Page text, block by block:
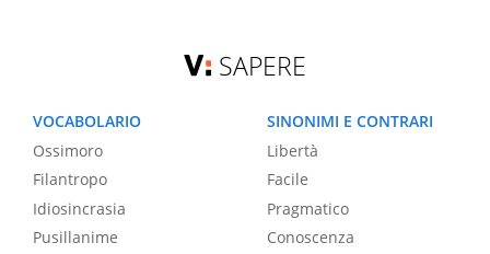
SAPERE
VOCABOLARIO
Ossimoro
Filantropo
Idiosincrasia
Pusillanime
SINONIMI E CONTRARI
Libertà
Facile
Pragmatico
Conoscenza